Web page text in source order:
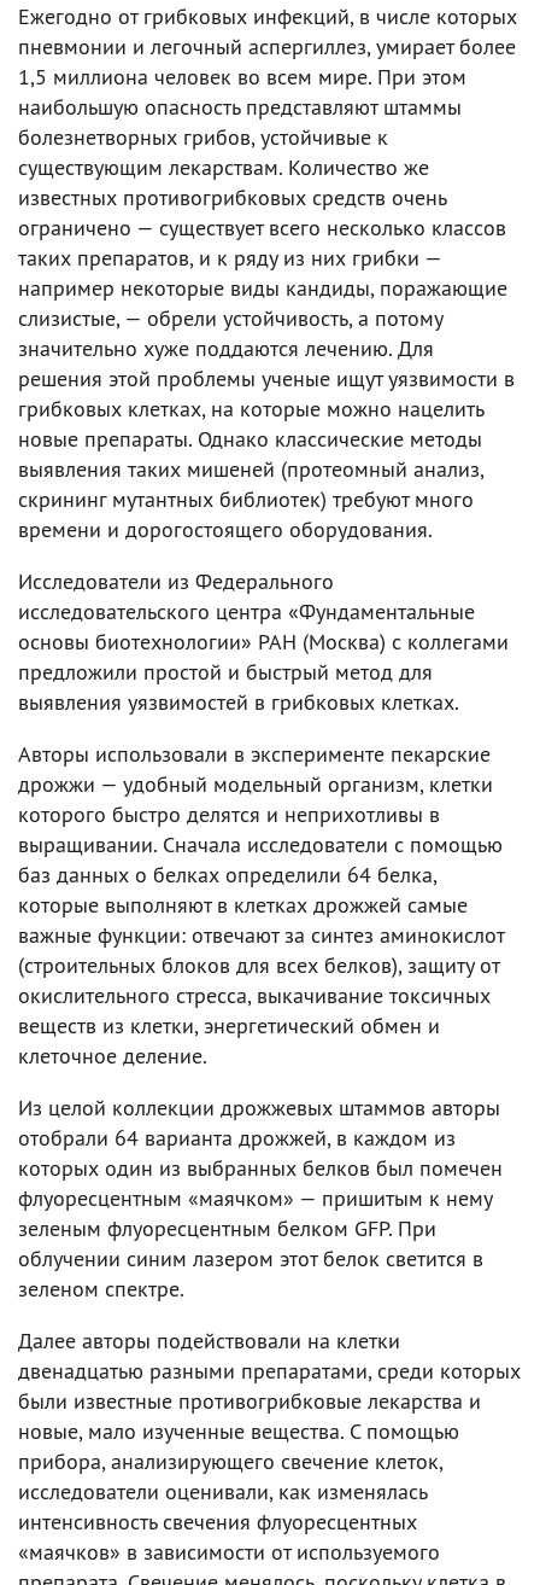
Ежегодно от грибковых инфекций, в числе которых
пневмонии и легочный аспергиллез, умирает более
1,5 миллиона человек во всем мире. При этом
наибольшую опасность представляют штаммы
болезнетворных грибов, устойчивые к
существующим лекарствам. Количество же
известных противогрибковых средств очень
ограничено — существует всего несколько классов
таких препаратов, и к ряду из них грибки —
например некоторые виды кандиды, поражающие
слизистые, — обрели устойчивость, а потому
значительно хуже поддаются лечению. Для
решения этой проблемы ученые ищут уязвимости в
грибковых клетках, на которые можно нацелить
новые препараты. Однако классические методы
выявления таких мишеней (протеомный анализ,
скрининг мутантных библиотек) требуют много
времени и дорогостоящего оборудования.
Исследователи из Федерального
исследовательского центра «Фундаментальные
основы биотехнологии» РАН (Москва) с коллегами
предложили простой и быстрый метод для
выявления уязвимостей в грибковых клетках.
Авторы использовали в эксперименте пекарские
дрожжи — удобный модельный организм, клетки
которого быстро делятся и неприхотливы в
выращивании. Сначала исследователи с помощью
баз данных о белках определили 64 белка,
которые выполняют в клетках дрожжей самые
важные функции: отвечают за синтез аминокислот
(строительных блоков для всех белков), защиту от
окислительного стресса, выкачивание токсичных
веществ из клетки, энергетический обмен и
клеточное деление.
Из целой коллекции дрожжевых штаммов авторы
отобрали 64 варианта дрожжей, в каждом из
которых один из выбранных белков был помечен
флуоресцентным «маячком» — пришитым к нему
зеленым флуоресцентным белком GFP. При
облучении синим лазером этот белок светится в
зеленом спектре.
Далее авторы подействовали на клетки
двенадцатью разными препаратами, среди которых
были известные противогрибковые лекарства и
новые, мало изученные вещества. С помощью
прибора, анализирующего свечение клеток,
исследователи оценивали, как изменялась
интенсивность свечения флуоресцентных
«маячков» в зависимости от используемого